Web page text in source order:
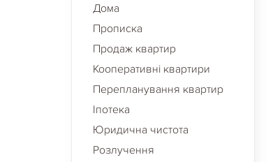
Дома
Прописка
Продаж квартир
Кооперативні квартири
Перепланування квартир
Іпотека
Юридична чистота
Розлучення